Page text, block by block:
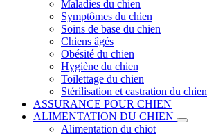
Maladies du chien
Symptômes du chien
Soins de base du chien
Chiens âgés
Obésité du chien
Hygiène du chien
Toilettage du chien
Stérilisation et castration du chien
ASSURANCE POUR CHIEN
ALIMENTATION DU CHIEN
Alimentation du chiot